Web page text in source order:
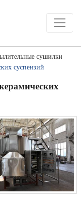
сушилки
суспензий